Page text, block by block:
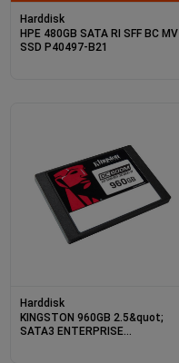
Harddisk
HPE 480GB SATA RI SFF BC MV
SSD P40497-B21
Harddisk
KINGSTON 960GB 2.5&quot;
SATA3 ENTERPRISE